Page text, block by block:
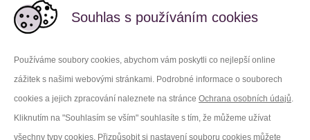
Souhlas s používáním cookies
Používáme soubory cookies, abychom vám poskytli co nejlepší online
zážitek s našimi webovými stránkami. Podrobné informace o souborech
cookies a jejich zpracování naleznete na stránce Ochrana osobních údajů.
Kliknutím na "Souhlasím se vším" souhlasíte s tím, že můžeme užívat
všechny typy cookies. Přizpůsobit si nastavení souboru cookies můžete
Facebook Youtube